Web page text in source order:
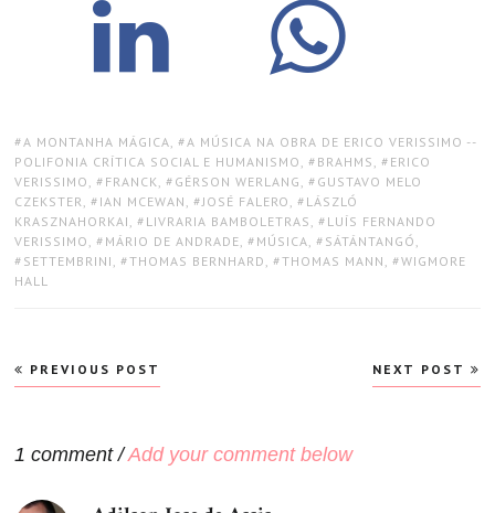
TAGS:
A MONTANHA MÁGICA, A MÚSICA NA OBRA DE ERICO VERISSIMO --
POLIFONIA CRÍTICA SOCIAL E HUMANISMO , BRAHMS , ERICO
VERISSIMO , FRANCK, GÉRSON WERLANG , GUSTAVO MELO
CZEKSTER, IAN MCEWAN , JOSÉ FALERO , LÁSZLÓ
KRASZNAHORKAI , LIVRARIA BAMBOLETRAS , LUÍS FERNANDO
VERISSIMO , MÁRIO DE ANDRADE, MÚSICA, SÁTÁNTANGÓ ,
SETTEMBRINI , THOMAS BERNHARD , THOMAS MANN , WIGMORE
HALL
Navegação
de
PREVIOUS POST NEXT POST
1 comment /Add your comment below